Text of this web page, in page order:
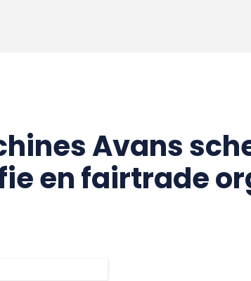
Avans
en fairtrade